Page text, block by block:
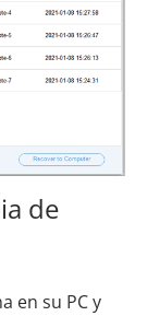
de
en su PC y